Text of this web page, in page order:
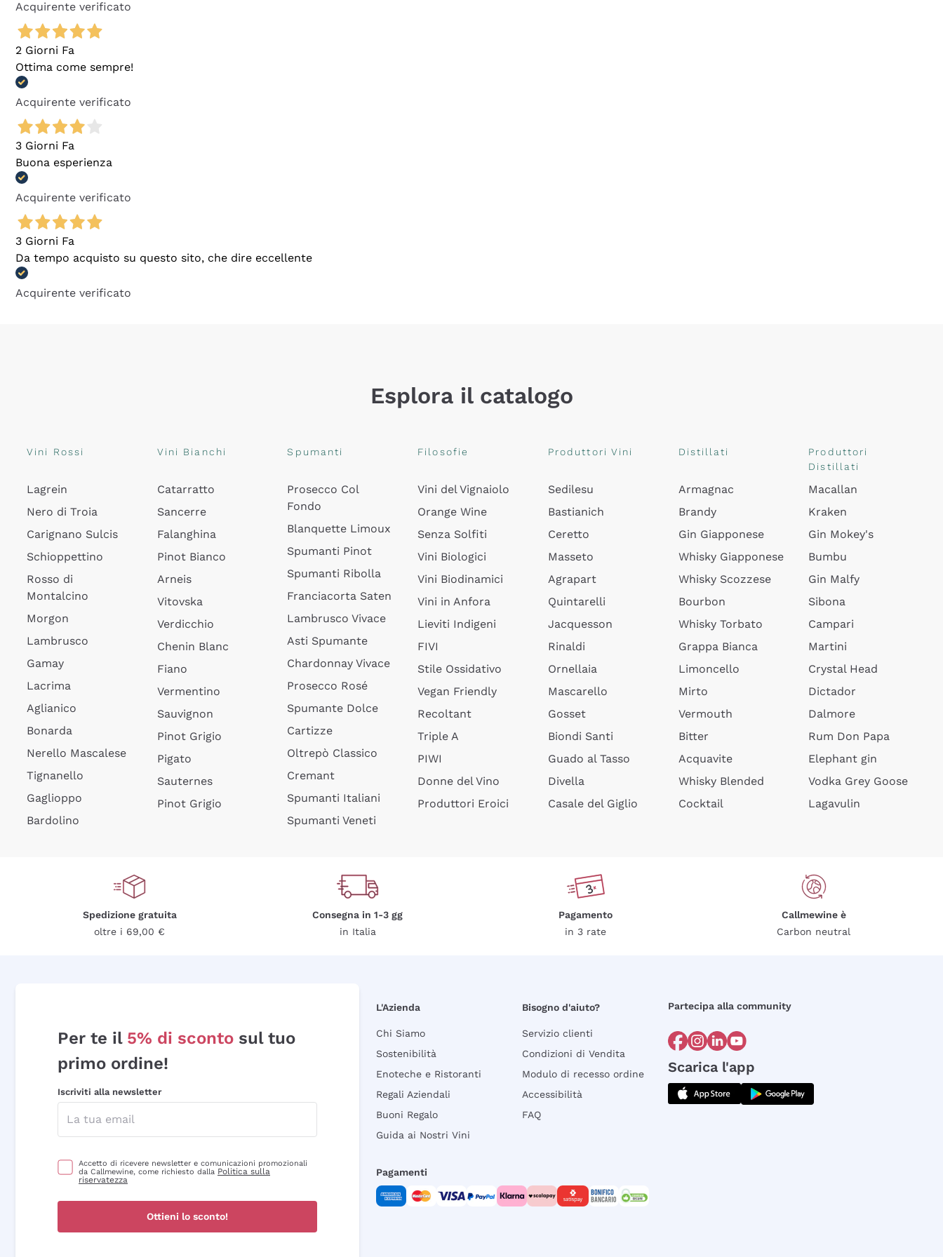
Acquirente verificato
2 Giorni Fa
Ottima come sempre!
Acquirente verificato
3 Giorni Fa
Buona esperienza
Acquirente verificato
3 Giorni Fa
Da tempo acquisto su questo sito, che dire eccellente
Acquirente verificato
Esplora il catalogo
Vini Rossi
Lagrein
Nero di Troia
Carignano Sulcis
Schioppettino
Rosso di
Montalcino
Morgon
Lambrusco
Gamay
Lacrima
Aglianico
Bonarda
Nerello Mascalese
Tignanello
Gaglioppo
Bardolino
Vini Bianchi
Catarratto
Sancerre
Falanghina
Pinot Bianco
Arneis
Vitovska
Verdicchio
Chenin Blanc
Fiano
Vermentino
Sauvignon
Pinot Grigio
Pigato
Sauternes
Pinot Grigio
Spumanti
Prosecco Col
Fondo
Blanquette Limoux
Spumanti Pinot
Spumanti Ribolla
Franciacorta Saten
Lambrusco Vivace
Asti Spumante
Chardonnay Vivace
Prosecco Rosé
Spumante Dolce
Cartizze
Oltrepò Classico
Cremant
Spumanti Italiani
Spumanti Veneti
Filosofie
Vini del Vignaiolo
Orange Wine
Senza Solfiti
Vini Biologici
Vini Biodinamici
Vini in Anfora
Lieviti Indigeni
FIVI
Stile Ossidativo
Vegan Friendly
Recoltant
Triple A
PIWI
Donne del Vino
Produttori Eroici
Produttori Vini
Sedilesu
Bastianich
Ceretto
Masseto
Agrapart
Quintarelli
Jacquesson
Rinaldi
Ornellaia
Mascarello
Gosset
Biondi Santi
Guado al Tasso
Divella
Casale del Giglio
Distillati
Armagnac
Brandy
Gin Giapponese
Whisky Giapponese
Whisky Scozzese
Bourbon
Whisky Torbato
Grappa Bianca
Limoncello
Mirto
Vermouth
Bitter
Acquavite
Whisky Blended
Cocktail
Produttori
Distillati
Macallan
Kraken
Gin Mokey's
Bumbu
Gin Malfy
Sibona
Campari
Martini
Crystal Head
Dictador
Dalmore
Rum Don Papa
Elephant gin
Vodka Grey Goose
Lagavulin
Spedizione gratuita
oltre i 69,00 €
Consegna in 1-3 gg
in Italia
Pagamento
in 3 rate
Callmewine è
Carbon neutral
Per te il 5% di sconto sul tuo
primo ordine!
Iscriviti alla newsletter
Accetto di ricevere newsletter e comunicazioni promozionali
da Callmewine, come richiesto dalla Politica sulla
riservatezza
Ottieni lo sconto!
L'Azienda
Chi Siamo
Sostenibilità
Enoteche e Ristoranti
Regali Aziendali
Buoni Regalo
Guida ai Nostri Vini
Bisogno d'aiuto?
Servizio clienti
Condizioni di Vendita
Modulo di recesso ordine
Accessibilità
FAQ
Partecipa alla community
Scarica l'app
Pagamenti